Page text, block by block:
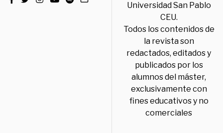
Universidad San Pablo
CEU.
Todos los contenidos de
la revista son
redactados, editados y
publicados por los
alumnos del máster,
exclusivamente con
fines educativos y no
comerciales